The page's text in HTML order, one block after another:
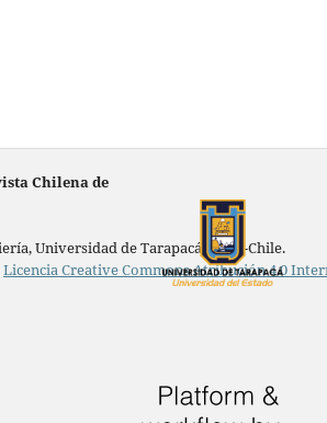
Chilena de
Universidad de Tarapacá, Arica-Chile.
Licencia Creative Commons Atribución 4.0